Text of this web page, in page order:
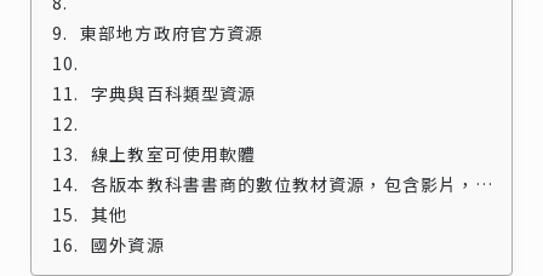
東部地方政府官方資源
字典與百科類型資源
線上教室可使用軟體
各版本教科書書商的數位教材資源，包含影片，題庫，課本和習作的電子書：
其他
國外資源